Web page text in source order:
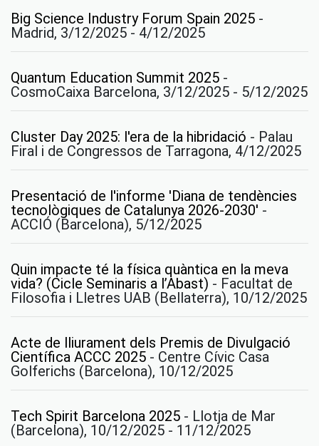
Big Science Industry Forum Spain 2025 -
Madrid, 3/12/2025 - 4/12/2025
Quantum Education Summit 2025 -
CosmoCaixa Barcelona, 3/12/2025 - 5/12/2025
Cluster Day 2025: l'era de la hibridació - Palau
Firal i de Congressos de Tarragona, 4/12/2025
Presentació de l'informe 'Diana de tendències
tecnològiques de Catalunya 2026-2030' -
ACCIÓ (Barcelona), 5/12/2025
Quin impacte té la física quàntica en la meva
vida? (Cicle Seminaris a l’Abast) - Facultat de
Filosofia i Lletres UAB (Bellaterra), 10/12/2025
Acte de lliurament dels Premis de Divulgació
Científica ACCC 2025 - Centre Cívic Casa
Golferichs (Barcelona), 10/12/2025
Tech Spirit Barcelona 2025 - Llotja de Mar
(Barcelona), 10/12/2025 - 11/12/2025